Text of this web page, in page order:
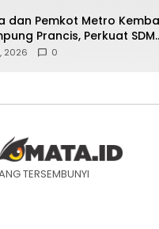
dan Pemkot Metro
Prancis, Perkuat SDM
Internasional
2026 0
TERSEMBUNYI